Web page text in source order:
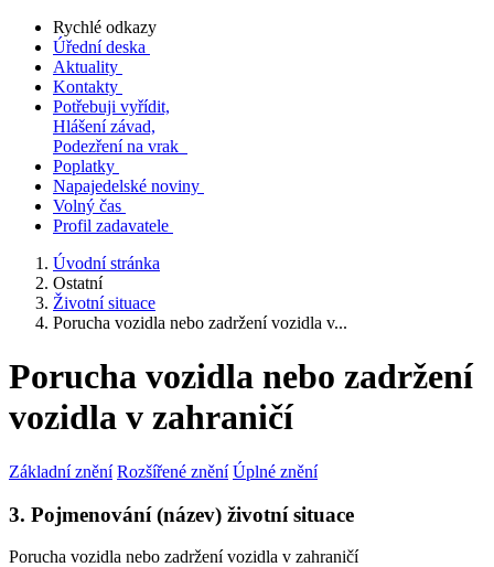
Rychlé odkazy
Úřední deska
Aktuality
Kontakty
Potřebuji vyřídit,
Hlášení závad,
Podezření na vrak
Poplatky
Napajedelské noviny
Volný čas
Profil zadavatele
Úvodní stránka
Ostatní
Životní situace
Porucha vozidla nebo zadržení vozidla v...
Porucha vozidla nebo zadržení
vozidla v zahraničí
Základní znění Rozšířené znění Úplné znění
3. Pojmenování (název) životní situace
Porucha vozidla nebo zadržení vozidla v zahraničí